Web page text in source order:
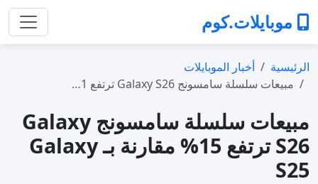
موبايلات.كوم
الرئيسية
أخبار الموبايلات
مبيعات سلسلة سامسونج Galaxy S26 ترتفع 1…
مبيعات سلسلة سامسونج Galaxy
S26 ترتفع 15% مقارنة بـ Galaxy
S25